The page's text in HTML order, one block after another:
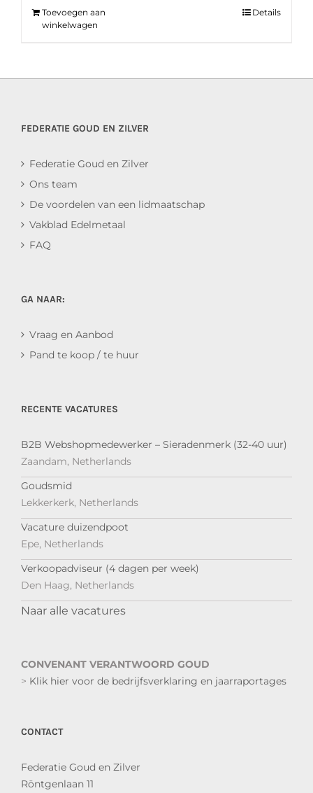
Toevoegen aan
winkelwagen
Details
FEDERATIE GOUD EN ZILVER
Federatie Goud en Zilver
Ons team
De voordelen van een lidmaatschap
Vakblad Edelmetaal
FAQ
GA NAAR:
Vraag en Aanbod
Pand te koop / te huur
RECENTE VACATURES
B2B Webshopmedewerker – Sieradenmerk (32-40 uur)
Zaandam, Netherlands
Goudsmid
Lekkerkerk, Netherlands
Vacature duizendpoot
Epe, Netherlands
Verkoopadviseur (4 dagen per week)
Den Haag, Netherlands
Naar alle vacatures
CONVENANT VERANTWOORD GOUD
> Klik hier voor de bedrijfsverklaring en jaarraportages
CONTACT
Federatie Goud en Zilver
Röntgenlaan 11